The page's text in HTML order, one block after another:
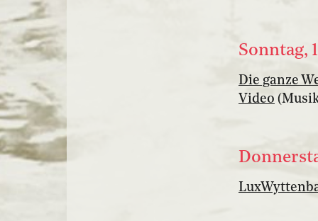
Sonntag,
Die ganze
Video